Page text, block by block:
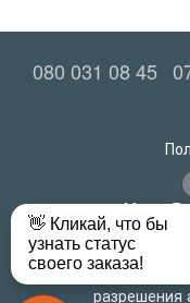
080 031 08 45
Официальный
Любое
разрешения